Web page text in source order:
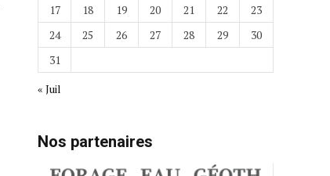
17
18 19 20 21 22
23
24
25 26 27 28 29
30
31
« Juil
Nos partenaires